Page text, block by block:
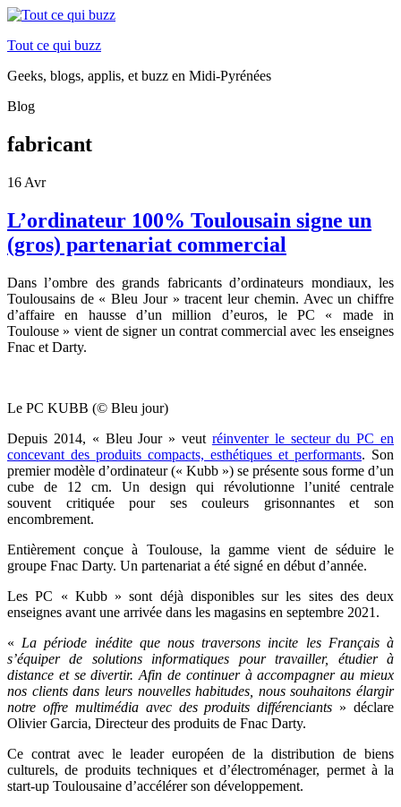
Tout ce qui buzz
Geeks, blogs, applis, et buzz en Midi-Pyrénées
Blog
fabricant
16 Avr
L’ordinateur 100% Toulousain signe un
(gros) partenariat commercial
Dans l’ombre des grands fabricants d’ordinateurs mondiaux, les
Toulousains de « Bleu Jour » tracent leur chemin. Avec un chiffre
d’affaire en hausse d’un million d’euros, le PC « made in
Toulouse » vient de signer un contrat commercial avec les enseignes
Fnac et Darty.
Le PC KUBB (© Bleu jour)
Depuis 2014, « Bleu Jour » veut réinventer le secteur du PC en
concevant des produits compacts, esthétiques et performants. Son
premier modèle d’ordinateur (« Kubb ») se présente sous forme d’un
cube de 12 cm. Un design qui révolutionne l’unité centrale
souvent critiquée pour ses couleurs grisonnantes et son
encombrement.
Entièrement conçue à Toulouse, la gamme vient de séduire le
groupe Fnac Darty. Un partenariat a été signé en début d’année.
Les PC « Kubb » sont déjà disponibles sur les sites des deux
enseignes avant une arrivée dans les magasins en septembre 2021.
« La période inédite que nous traversons incite les Français à
s’équiper de solutions informatiques pour travailler, étudier à
distance et se divertir. Afin de continuer à accompagner au mieux
nos clients dans leurs nouvelles habitudes, nous souhaitons élargir
notre offre multimédia avec des produits différenciants » déclare
Olivier Garcia, Directeur des produits de Fnac Darty.
Ce contrat avec le leader européen de la distribution de biens
culturels, de produits techniques et d’électroménager, permet à la
start-up Toulousaine d’accélérer son développement.